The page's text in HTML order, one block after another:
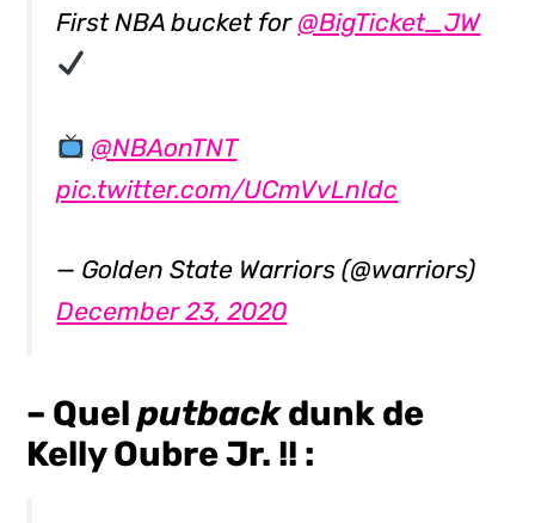
First NBA bucket for @BigTicket_JW
@NBAonTNT
pic.twitter.com/UCmVvLnIdc
— Golden State Warriors (@warriors)
December 23, 2020
– Quelputbackdunk de
Kelly Oubre Jr. !! :